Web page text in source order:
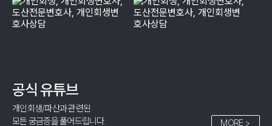
개인회생 08.07 서** 상담완료
공식 유튜브
개인회생/파산과 관련된
모든 궁금증을 풀어드립니다.
MORE >